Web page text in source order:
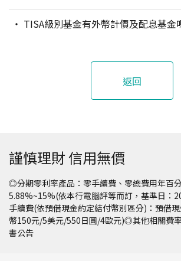
基金？
TISA級別基金有外幣計價及配息基金
返回
謹慎理財 信用無價
◎分期零利率產品：零手續費、零總費用年百
5.88%~15%(依本行電腦評等而訂，基準日：
手續費(依預借現金約定結付幣別區分)：預借
幣150元/5美元/550日圓/4歐元)◎其他相關費
書公告